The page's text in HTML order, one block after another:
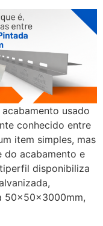
usado
conhecido entre
item simples, mas
do acabamento e
disponibiliza
50x50x3000mm,